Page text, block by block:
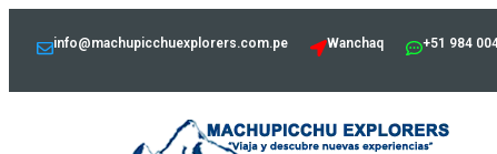
info@machupicchuexplorers.com.pe Wanchaq +51 984